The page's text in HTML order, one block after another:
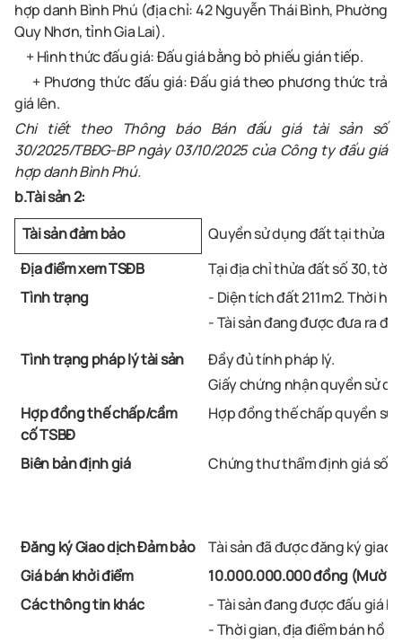
hợp danh Bình Phú (địa chỉ: 42 Nguyễn Thái Bình, Phường
Quy Nhơn, tỉnh Gia Lai).
+ Hình thức đấu giá: Đấu giá bằng bỏ phiếu gián tiếp.
+ Phương thức đấu giá: Đấu giá theo phương thức trả
giá lên.
Chi tiết theo Thông báo Bán đấu giá tài sản số
30/2025/TBĐG-BP ngày 03/10/2025 của Công ty đấu giá
hợp danh Bình Phú.
b.Tài sản 2:
Tài sản đảm bảo
Quyền sử dụng đất tại thửa
Địa điểm xem TSĐB
Tại địa chỉthửa đất số 30, tờ
Tình trạng
- Diện tích đất 211m2. Thời
- Tài sản đang được đưa ra
Tình trạng pháp lý tài sản
Đầy đủ tính pháp lý.
Giấy chứng nhận quyền sử
Hợp đồng thế chấp/cầm
cố TSBĐ
Hợp đồng thế chấp quyền sử
Biên bản định giá Chứng thư thẩm định giá số
Đăng ký Giao dịch Đảm bảo
Tài sản đã được đăng ký
Giá bán khởi điểm
10.000.000.000 đồng (Mười
Các thông tin khác
- Tài sản đang được đấu giá
- Thời gian, địa điểm bán hồ